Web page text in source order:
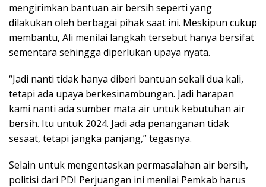
mengirimkan bantuan air bersih seperti yang
dilakukan oleh berbagai pihak saat ini. Meskipun cukup
membantu, Ali menilai langkah tersebut hanya bersifat
sementara sehingga diperlukan upaya nyata.
“Jadi nanti tidak hanya diberi bantuan sekali dua kali,
tetapi ada upaya berkesinambungan. Jadi harapan
kami nanti ada sumber mata air untuk kebutuhan air
bersih. Itu untuk 2024. Jadi ada penanganan tidak
sesaat, tetapi jangka panjang,” tegasnya.
Selain untuk mengentaskan permasalahan air bersih,
politisi dari PDI Perjuangan ini menilai Pemkab harus